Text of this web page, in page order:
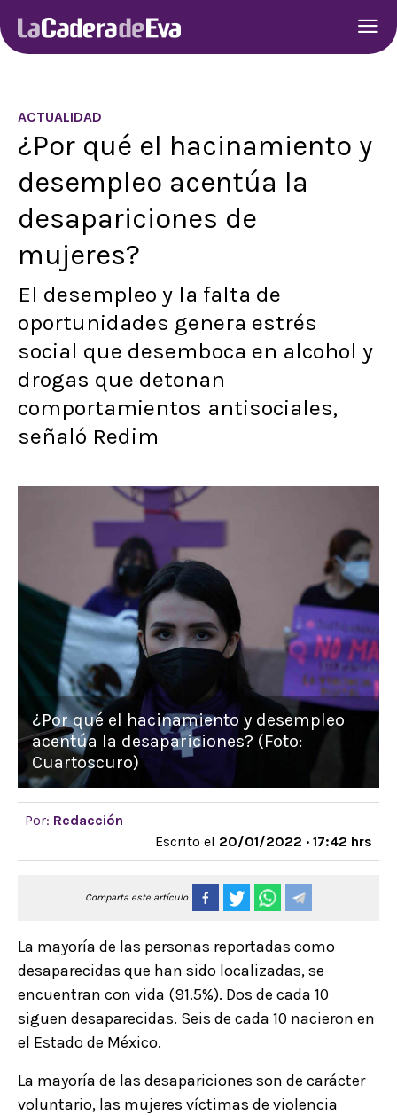
ACTUALIDAD
¿Por qué el hacinamiento y
desempleo acentúa la
desapariciones de
mujeres?
El desempleo y la falta de
oportunidades genera estrés
social que desemboca en alcohol y
drogas que detonan
comportamientos antisociales,
señaló Redim
¿Por qué el hacinamiento y desempleo
acentúa la desapariciones? (Foto:
Cuartoscuro)
Por: Redacción
Escrito el 20/01/2022 · 17:42 hrs
Comparta este artículo
La mayoría de las personas reportadas como
desaparecidas que han sido localizadas, se
encuentran con vida (91.5%). Dos de cada 10
siguen desaparecidas. Seis de cada 10 nacieron en
el Estado de México.
La mayoría de las desapariciones son de carácter
voluntario, las mujeres víctimas de violencia